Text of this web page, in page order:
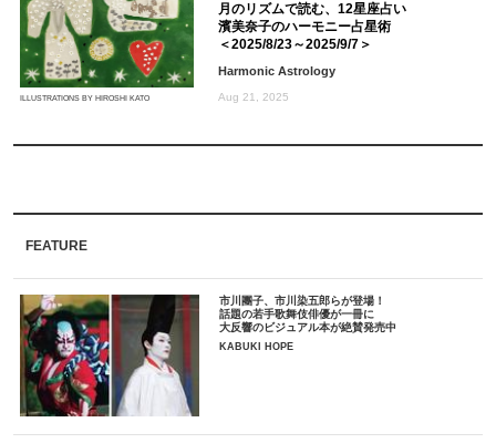
ILLUSTRATIONS BY HIROSHI KATO
月のリズムで読む、12星座占い
濱美奈子のハーモニー占星術
＜2025/8/23～2025/9/7＞
Harmonic Astrology
Aug 21, 2025
FEATURE
市川團子、市川染五郎らが登場！
話題の若手歌舞伎俳優が一冊に
大反響のビジュアル本が絶賛発売中
KABUKI HOPE